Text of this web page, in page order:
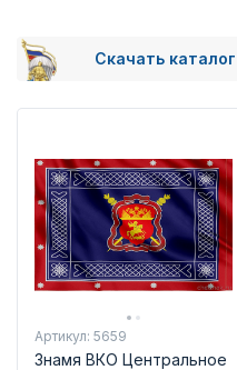
Скачать
Артикул: 5659
Знамя ВКО Центральное